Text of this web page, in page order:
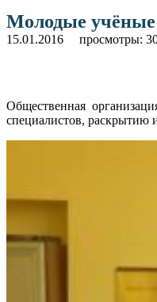
Молодые учёные
15.01.2016 просмотры:
Общественная
специалистов, раскрытию